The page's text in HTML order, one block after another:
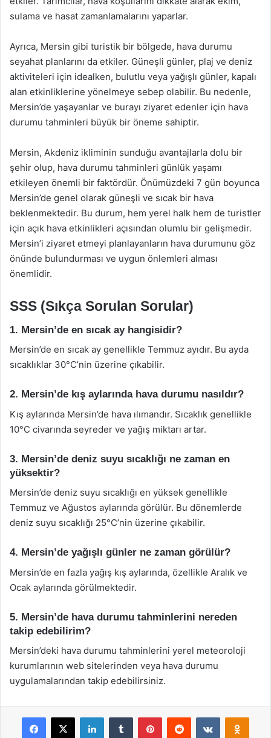
sulama ve hasat zamanlamalarını yaparlar.
Ayrıca, Mersin gibi turistik bir bölgede, hava durumu
seyahat planlarını da etkiler. Güneşli günler, plaj ve deniz
aktiviteleri için idealken, bulutlu veya yağışlı günler, kapalı
alan etkinliklerine yönelmeye sebep olabilir. Bu nedenle,
Mersin’de yaşayanlar ve burayı ziyaret edenler için hava
durumu tahminleri büyük bir öneme sahiptir.
Mersin, Akdeniz ikliminin sunduğu avantajlarla dolu bir
şehir olup, hava durumu tahminleri günlük yaşamı
etkileyen önemli bir faktördür. Önümüzdeki 7 gün boyunca
Mersin’de genel olarak güneşli ve sıcak bir hava
beklenmektedir. Bu durum, hem yerel halk hem de turistler
için açık hava etkinlikleri açısından olumlu bir gelişmedir.
Mersin’i ziyaret etmeyi planlayanların hava durumunu göz
önünde bulundurması ve uygun önlemleri alması
önemlidir.
SSS (Sıkça Sorulan Sorular)
1. Mersin’de en sıcak ay hangisidir?
Mersin’de en sıcak ay genellikle Temmuz ayıdır. Bu ayda
sıcaklıklar 30°C’nin üzerine çıkabilir.
2. Mersin’de kış aylarında hava durumu nasıldır?
Kış aylarında Mersin’de hava ılımandır. Sıcaklık genellikle
10°C civarında seyreder ve yağış miktarı artar.
3. Mersin’de deniz suyu sıcaklığı ne zaman en
yüksektir?
Mersin’de deniz suyu sıcaklığı en yüksek genellikle
Temmuz ve Ağustos aylarında görülür. Bu dönemlerde
deniz suyu sıcaklığı 25°C’nin üzerine çıkabilir.
4. Mersin’de yağışlı günler ne zaman görülür?
Mersin’de en fazla yağış kış aylarında, özellikle Aralık ve
Ocak aylarında görülmektedir.
5. Mersin’de hava durumu tahminlerini nereden
takip edebilirim?
Mersin’deki hava durumu tahminlerini yerel meteoroloji
kurumlarının web sitelerinden veya hava durumu
uygulamalarından takip edebilirsiniz.
Facebook
X LinkedInTumblr PinterestReddit VKontakte